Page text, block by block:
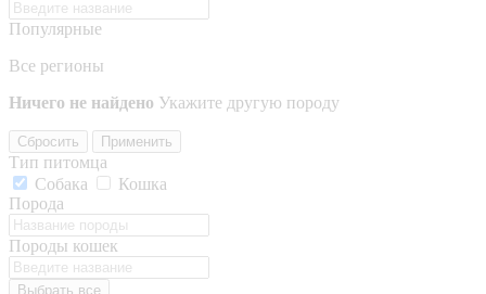
Популярные
Все регионы
Ничего не найдено Укажите другую породу
Сбросить Применить
Тип питомца
Собака
Кошка
Порода
Породы кошек
Выбрать все